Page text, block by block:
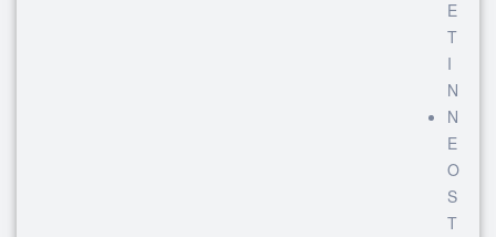
E
T
I
N
N
E
O
S
T